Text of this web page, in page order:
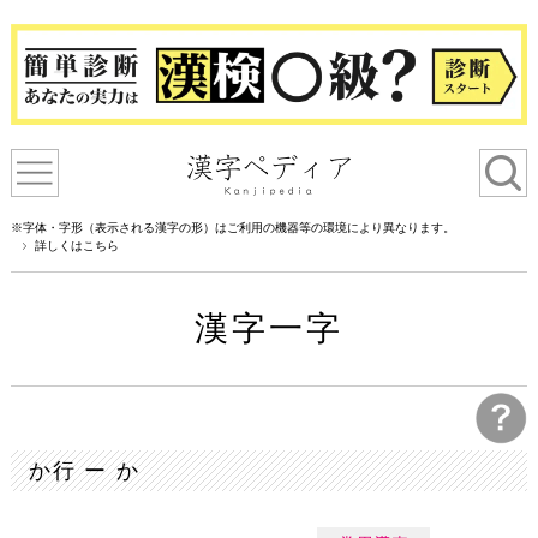
※字体・字形（表示される漢字の形）はご利用の機器等の環境により異なります。
詳しくはこちら
漢字一字
か行 ー か